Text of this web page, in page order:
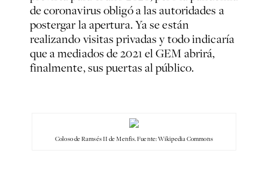
de coronavirus obligó a las autoridades a
postergar la apertura. Ya se están
realizando visitas privadas y todo indicaría
que a mediados de 2021 el GEM abrirá,
finalmente, sus puertas al público.
Coloso de Ramsés II de Menfis. Fuente: Wikipedia Commons